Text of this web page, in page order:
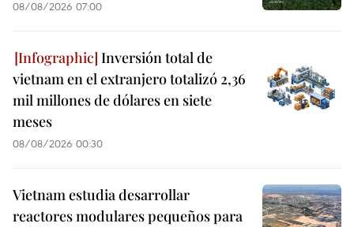
08/08/2026 07:00
Inversión total de
vietnam en el extranjero totalizó 2,36
mil millones de dólares en siete
meses
08/08/2026 00:30
Vietnam estudia desarrollar
reactores modulares pequeños para